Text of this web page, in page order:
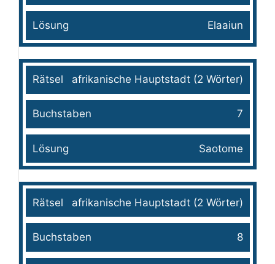
Elaaiun
afrikanische Hauptstadt (2 Wörter)
7
Saotome
afrikanische Hauptstadt (2 Wörter)
8